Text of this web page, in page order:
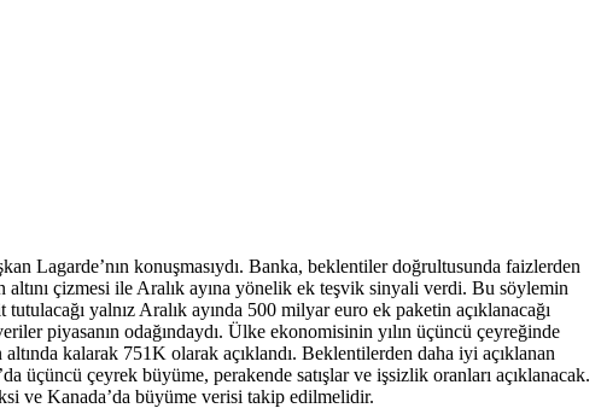
Lagarde’nın konuşmasıydı. Banka, beklentiler doğrultusunda faizlerden
çizmesi ile Aralık ayına yönelik ek teşvik sinyali verdi. Bu söylemin
yalnız Aralık ayında 500 milyar euro ek paketin açıklanacağı
piyasanın odağındaydı. Ülke ekonomisinin yılın üçüncü çeyreğinde
kalarak 751K olarak açıklandı. Beklentilerden daha iyi açıklanan
çeyrek büyüme, perakende satışlar ve işsizlik oranları açıklanacak.
ve Kanada’da büyüme verisi takip edilmelidir.